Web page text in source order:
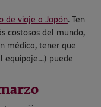
de viaje a Japón. Ten
costosos del mundo,
médica, tener que
equipaje…) puede